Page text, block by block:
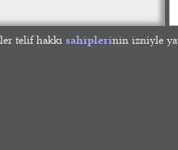
telif hakkı sahiplerinin izniyle